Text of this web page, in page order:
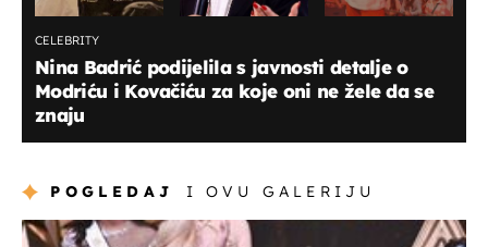
CELEBRITY
Nina Badrić podijelila s javnosti detalje o
Modriću i Kovačiću za koje oni ne žele da se
znaju
POGLEDAJ I OVU GALERIJU